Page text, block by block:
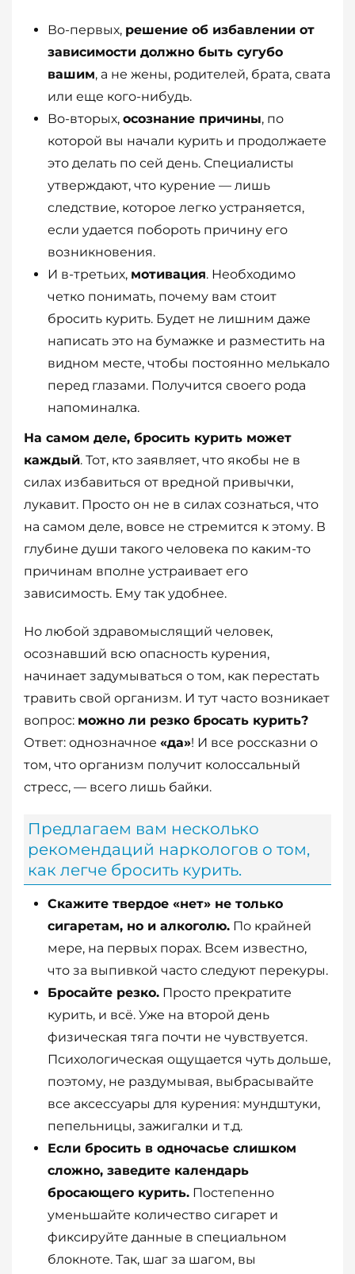
Во-первых, решение об избавлении от
зависимости должно быть сугубо
вашим, а не жены, родителей, брата, свата
или еще кого-нибудь.
Во-вторых, осознание причины, по
которой вы начали курить и продолжаете
это делать по сей день. Специалисты
утверждают, что курение — лишь
следствие, которое легко устраняется,
если удается побороть причину его
возникновения.
И в-третьих, мотивация. Необходимо
четко понимать, почему вам стоит
бросить курить. Будет не лишним даже
написать это на бумажке и разместить на
видном месте, чтобы постоянно мелькало
перед глазами. Получится своего рода
напоминалка.
На самом деле, бросить курить может
каждый. Тот, кто заявляет, что якобы не в
силах избавиться от вредной привычки,
лукавит. Просто он не в силах сознаться, что
на самом деле, вовсе не стремится к этому. В
глубине души такого человека по каким-то
причинам вполне устраивает его
зависимость. Ему так удобнее.
Но любой здравомыслящий человек,
осознавший всю опасность курения,
начинает задумываться о том, как перестать
травить свой организм. И тут часто возникает
вопрос: можно ли резко бросать курить?
Ответ: однозначное «да»! И все россказни о
том, что организм получит колоссальный
стресс, — всего лишь байки.
Предлагаем вам несколько
рекомендаций наркологов о том,
как легче бросить курить.
Скажите твердое «нет» не только
сигаретам, но и алкоголю. По крайней
мере, на первых порах. Всем известно,
что за выпивкой часто следуют перекуры.
Бросайте резко. Просто прекратите
курить, и всё. Уже на второй день
физическая тяга почти не чувствуется.
Психологическая ощущается чуть дольше,
поэтому, не раздумывая, выбрасывайте
все аксессуары для курения: мундштуки,
пепельницы, зажигалки и т.д.
Если бросить в одночасье слишком
сложно, заведите календарь
бросающего курить. Постепенно
уменьшайте количество сигарет и
фиксируйте данные в специальном
блокноте. Так, шаг за шагом, вы